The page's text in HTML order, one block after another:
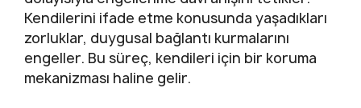
Kendilerini ifade etme konusunda yaşadıkları
zorluklar, duygusal bağlantı kurmalarını
engeller. Bu süreç, kendileri için bir koruma
mekanizması haline gelir.